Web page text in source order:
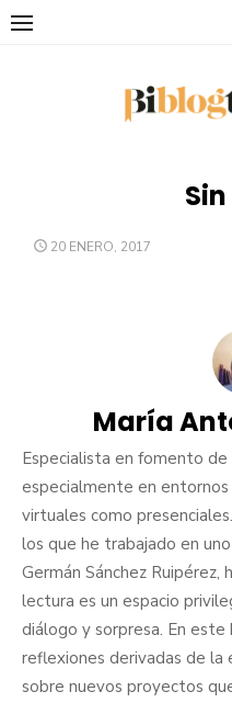
Saltar
PUBLICADO
20 ENERO, 2017
María
Especialista en fomento
especialmente en
virtuales como
los que he trabajado en
Germán Sánchez
lectura es un espacio
diálogo y sorpresa. En
reflexiones derivadas de la
sobre nuevos proyectos